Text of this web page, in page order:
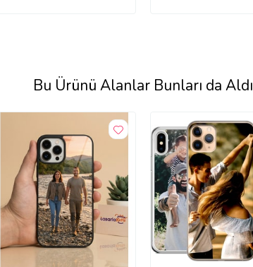
Bu Ürünü Alanlar Bunları da Aldı